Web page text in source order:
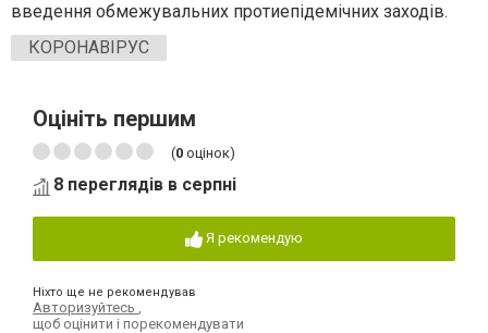
введення обмежувальних протиепідемічних заходів.
КОРОНАВІРУС
Оцініть першим
(0 оцінок)
8 переглядів в серпні
Я рекомендую
Ніхто ще не рекомендував
Авторизуйтесь
щоб оцінити і порекомендувати